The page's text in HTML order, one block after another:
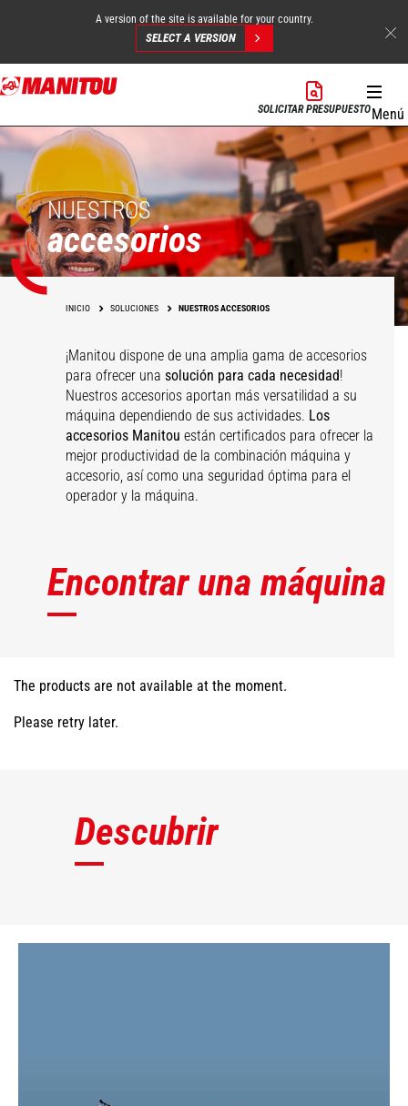
Pasar
al
principal
A version of the site is available for your country.
SELECT A VERSION
SOLICITAR PRESUPUESTOMenú
NUESTROS
accesorios
INICIO SOLUCIONES NUESTROS ACCESORIOS
¡Manitou dispone de una amplia gama de accesorios
para ofrecer unasolución para cada necesidad!
Nuestros accesorios aportan más versatilidad a su
máquina dependiendo de sus actividades. Los
accesorios Manitouestán certificados para ofrecer la
mejor productividad de la combinación máquina y
accesorio, así como una seguridad óptima para el
operador y la máquina.
Encontrar una máquina
The products are not available at the moment.
Please retry later.
Descubrir